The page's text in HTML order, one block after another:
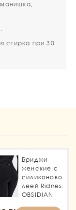
стирка при 30
Бриджи
женские с
силиконовой
леей Ridness
OBSIDIAN